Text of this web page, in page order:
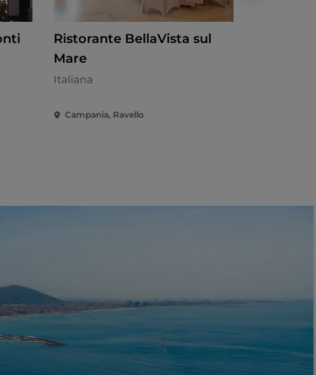
Ristorante BellaVista sul
Mare
Italiana
Campania, Ravello